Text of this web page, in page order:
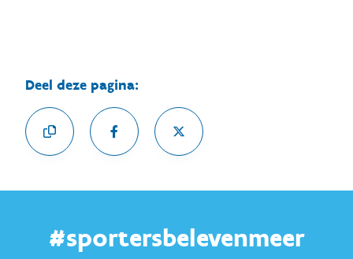
Deel deze pagina:
#sportersbelevenmeer